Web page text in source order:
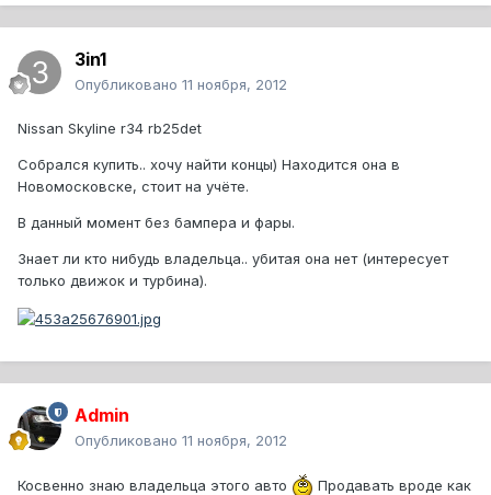
3in1
Опубликовано 11 ноября, 2012
Nissan Skyline r34 rb25det
Собрался купить.. хочу найти концы) Находится она в
Новомосковске, стоит на учёте.
В данный момент без бампера и фары.
Знает ли кто нибудь владельца.. убитая она нет (интересует
только движок и турбина).
Admin
Опубликовано 11 ноября, 2012
Косвенно знаю владельца этого авто
Продавать вроде как